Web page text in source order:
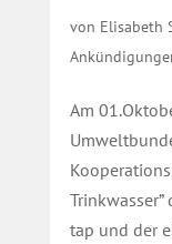
von Elisabeth
Am
tap und der